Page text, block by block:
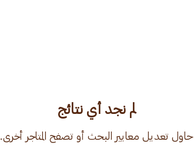
لم نجد أي نتائج
حاول تعديل معايير البحث أو تصفح المتاجر أخرى.